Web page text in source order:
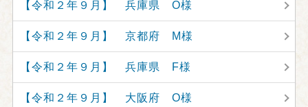
【令和２年９月】 兵庫県 O様
【令和２年９月】 京都府 M様
【令和２年９月】 兵庫県 F様
【令和２年９月】 大阪府 O様